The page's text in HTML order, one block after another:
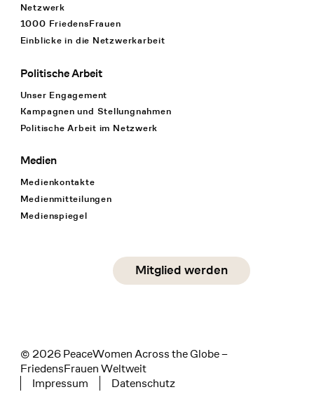
Netzwerk
1000 FriedensFrauen
Einblicke in die Netzwerkarbeit
Politische Arbeit
Unser Engagement
Kampagnen und Stellungnahmen
Politische Arbeit im Netzwerk
Medien
Medienkontakte
Medienmitteilungen
Medienspiegel
Social Media
linkedin
Mitglied werden
© 2026 PeaceWomen Across the Globe –
FriedensFrauen Weltweit
Tertiary navigation
Impressum Datenschutz